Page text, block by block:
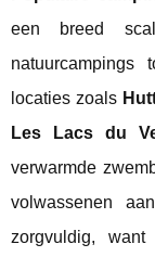
een breed
natuurcampings
locaties zoals
Les Lacs du
verwarmde
volwassenen
zorgvuldig,